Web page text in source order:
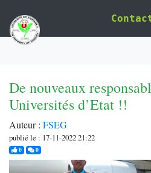
De nouveaux
Universités d’Etat !!
Auteur : FSEG
publié le : 17-11-2022 21:22
0j'aime0commentaires